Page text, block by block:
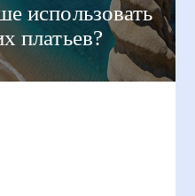
использовать
платьев?